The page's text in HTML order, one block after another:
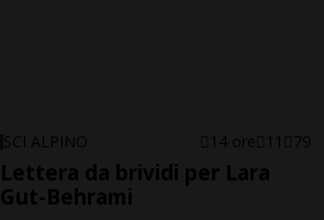
SCI ALPINO 14 ore 11 79
Lettera da brividi per Lara
Gut-Behrami